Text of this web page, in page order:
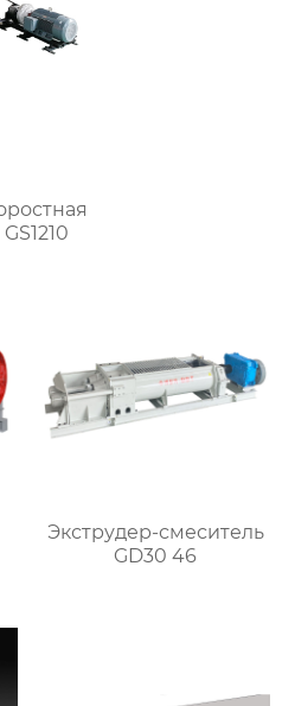
Экструдер-смеситель
GD30 46